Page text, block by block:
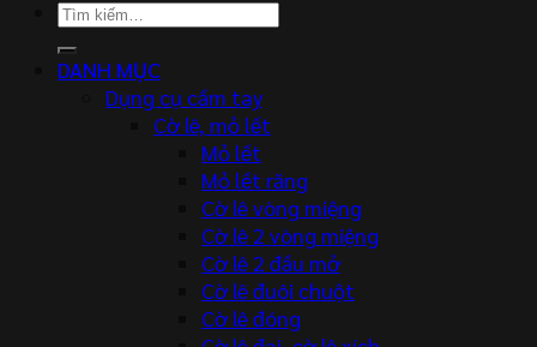
Tìm
DANH MỤC
Dụng cụ cầm tay
Cờ lê, mỏ lết
Mỏ lết
Mỏ lết răng
Cờ lê vòng miệng
Cờ lê 2 vòng miệng
Cờ lê 2 đầu mở
Cờ lê đuôi chuột
Cờ lê đóng